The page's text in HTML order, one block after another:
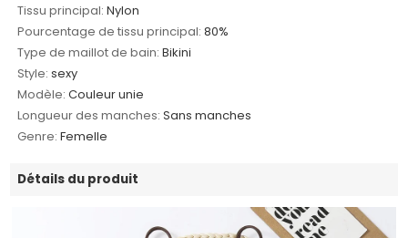
Tissu principal: Nylon
Pourcentage de tissu principal: 80%
Type de maillot de bain: Bikini
Style: sexy
Modèle: Couleur unie
Longueur des manches: Sans manches
Genre: Femelle
Détails du produit